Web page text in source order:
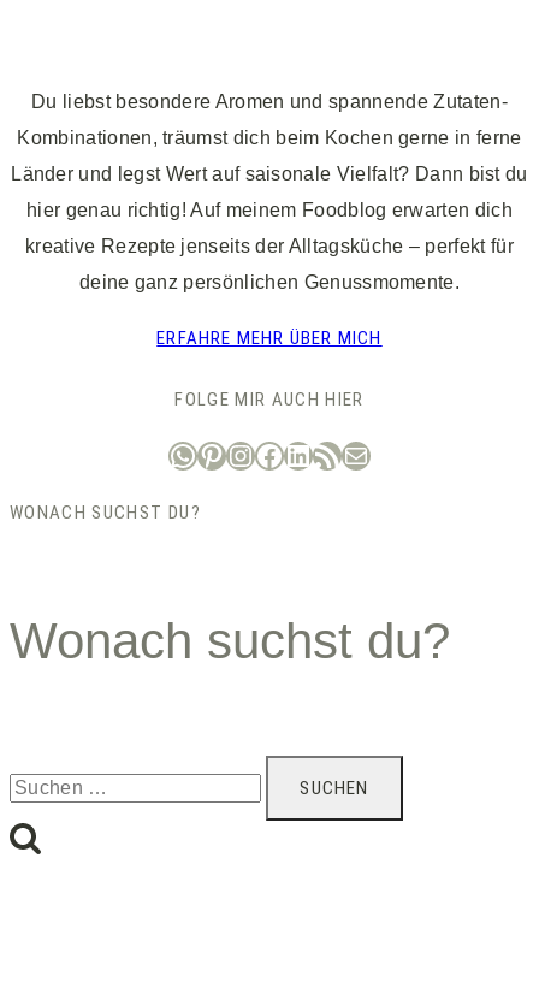
Du liebst besondere Aromen und spannende Zutaten-
Kombinationen, träumst dich beim Kochen gerne in ferne
Länder und legst Wert auf saisonale Vielfalt? Dann bist du
hier genau richtig! Auf meinem Foodblog erwarten dich
kreative Rezepte jenseits der Alltagsküche – perfekt für
deine ganz persönlichen Genussmomente.
ERFAHRE MEHR ÜBER MICH
FOLGE MIR AUCH HIER
WhatsApp
Pinterest
Instagram
Facebook
LinkedIn
RSS-Feed
E-Mail
WONACH SUCHST DU?
Wonach suchst du?
Suchen
nach: